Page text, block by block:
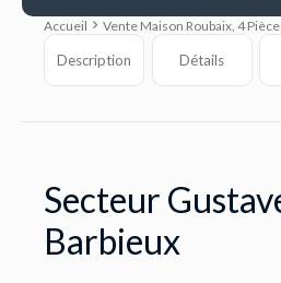
Accueil Vente Maison Roubaix, 4
Description Détails
Secteur
Barbieux